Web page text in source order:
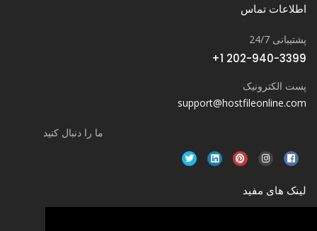
اطلاعات تماس
پشتیبانی 24/7
+1 202-940-3399
پست الکترونیک
support@hostfileonline.com
ما را دنبال کنید
لینک های مفید